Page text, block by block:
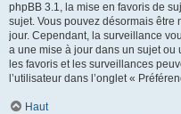
phpBB 3.1, la mise en favoris de
sujet. Vous pouvez désormais être
jour. Cependant, la surveillance
a une mise à jour dans un sujet
les favoris et les surveillances
l’utilisateur dans l’onglet «
Haut